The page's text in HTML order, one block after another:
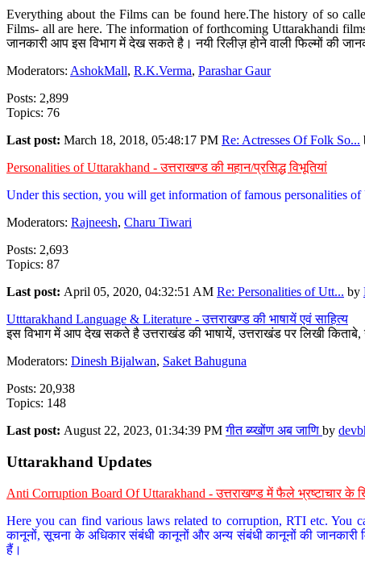
Everything about the Films can be found here.The history of so
Films- all are here. The information of forthcoming Uttarakhandi
जानकारी आप इस विभाग में देख सकते है। नयी रिलीज़ होने वाली फिल्मों की
Moderators: AshokMall, R.K.Verma, Parashar Gaur
Posts: 2,899
Topics: 76
Last post: March 18, 2018, 05:48:17 PM Re: Actresses Of Folk So...
Personalities of Uttarakhand - उत्तराखण्ड की महान/प्रसिद्ध विभूतियां
Under this section, you will get information of famous personalities of
Moderators: Rajneesh, Charu Tiwari
Posts: 2,693
Topics: 87
Last post: April 05, 2020, 04:32:51 AM Re: Personalities of Utt... by
Utttarakhand Language & Literature - उत्तराखण्ड की भाषायें एवं साहित्य
इस विभाग में आप देख सकते है उत्तराखंड की भाषायें, उत्तराखंड पर लिखी
Moderators: Dinesh Bijalwan, Saket Bahuguna
Posts: 20,938
Topics: 148
Last post: August 22, 2023, 01:34:39 PMगीत ब्य्खोंण अब जाणि by
Uttarakhand Updates
Anti Corruption Board Of Uttarakhand - उत्तराखण्ड में फैले भ्रष्टाचार के
Here you can find various laws related to corruption, RTI etc. You
कानूनों, सूचना के अधिकार संबंधी कानूनों और अन्य संबंधी कानूनों की
हैं।